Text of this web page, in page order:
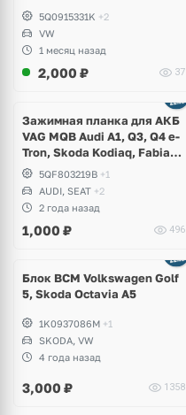
5Q0915331K +2
VW
1 месяц назад
2,000 ₽ 37
Зажимная планка для АКБ
VAG MQB Audi A1, Q3, Q4 e-
Tron, Skoda Kodiaq, Fabia,
Volkswagen Tiguan,
Allspace, Teramont, Atlas
Cross Sport, Polo, Caddy,
ID.3, ID.4, ID.5, ID.7, Seat
Ibiza, Tarraco
5QF803219B +1
AUDI, SEAT +2
2 года назад
1,000 ₽ 496
Блок BCM Volkswagen Golf
5, Skoda Octavia A5
1K0937086M +1
SKODA, VW
4 года назад
3,000 ₽ 1358